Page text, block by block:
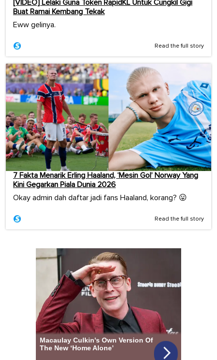
[VIDEO] Lelaki Guna Token RapidKL Untuk Cungkil Gigi
Buat Ramai Kembang Tekak
Eww gelinya.
Read the full story
7 Fakta Menarik Erling Haaland, ‘Mesin Gol’ Norway Yang
Kini Gegarkan Piala Dunia 2026
Okay admin dah daftar jadi fans Haaland, korang? 😛
Read the full story